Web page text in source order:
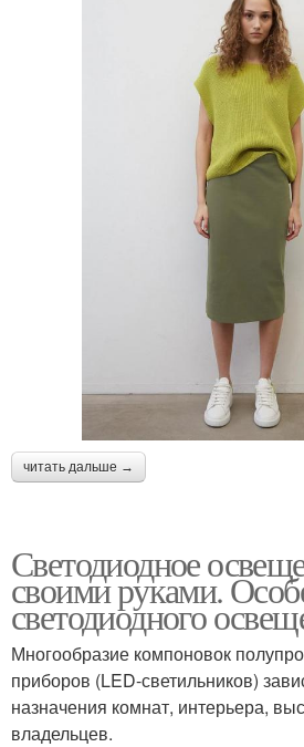
читать дальше →
Светодиодное
своими руками.
светодиодного
Многообразие компоновок
приборов (LED-светильников)
назначения комнат, интерьера,
владельцев.